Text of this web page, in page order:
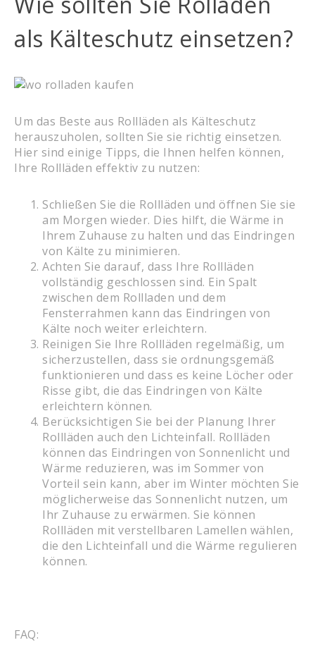
als Kälteschutz einsetzen?
Um das Beste aus Rollläden als Kälteschutz
herauszuholen, sollten Sie sie richtig einsetzen.
Hier sind einige Tipps, die Ihnen helfen können,
Ihre Rollläden effektiv zu nutzen:
Schließen Sie die Rollläden und öffnen Sie sie
am Morgen wieder. Dies hilft, die Wärme in
Ihrem Zuhause zu halten und das Eindringen
von Kälte zu minimieren.
Achten Sie darauf, dass Ihre Rollläden
vollständig geschlossen sind. Ein Spalt
zwischen dem Rollladen und dem
Fensterrahmen kann das Eindringen von
Kälte noch weiter erleichtern.
Reinigen Sie Ihre Rollläden regelmäßig, um
sicherzustellen, dass sie ordnungsgemäß
funktionieren und dass es keine Löcher oder
Risse gibt, die das Eindringen von Kälte
erleichtern können.
Berücksichtigen Sie bei der Planung Ihrer
Rollläden auch den Lichteinfall. Rollläden
können das Eindringen von Sonnenlicht und
Wärme reduzieren, was im Sommer von
Vorteil sein kann, aber im Winter möchten Sie
möglicherweise das Sonnenlicht nutzen, um
Ihr Zuhause zu erwärmen. Sie können
Rollläden mit verstellbaren Lamellen wählen,
die den Lichteinfall und die Wärme regulieren
können.
FAQ: